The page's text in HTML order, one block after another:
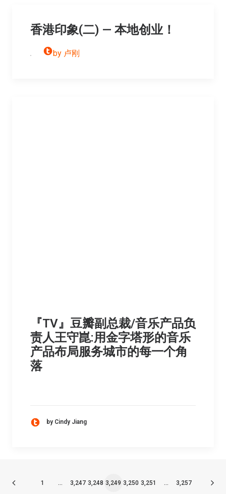
香港印象(二) — 本地创业！
by 卢刚
『TV』豆瓣副总裁/音乐产品负
责人王守崑:用金字塔形的音乐
产品布局服务城市的每一个角
落
by Cindy Jiang
1 … 3,247 3,248 3,249 3,250 3,251 … 3,257